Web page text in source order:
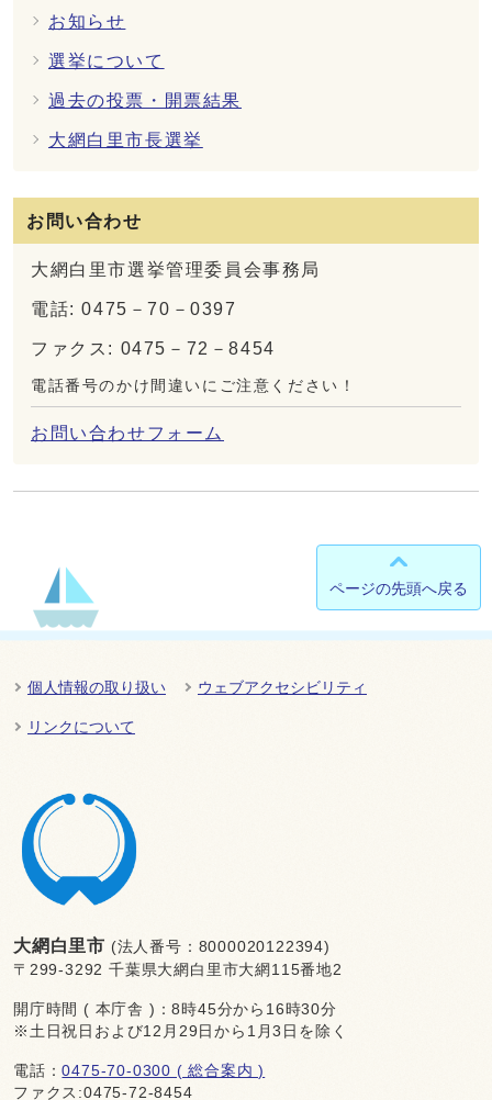
お知らせ
選挙について
過去の投票・開票結果
大網白里市長選挙
お問い合わせ
大網白里市選挙管理委員会事務局
電話: 0475－70－0397
ファクス: 0475－72－8454
電話番号のかけ間違いにご注意ください！
お問い合わせフォーム
ページの先頭へ戻る
個人情報の取り扱い ウェブアクセシビリティ
リンクについて
大網白里市 (法人番号：8000020122394)
〒299-3292 千葉県大網白里市大網115番地2
開庁時間 ( 本庁舎 )：8時45分から16時30分
※土日祝日および12月29日から1月3日を除く
電話：0475-70-0300 ( 総合案内 )
ファクス:0475-72-8454